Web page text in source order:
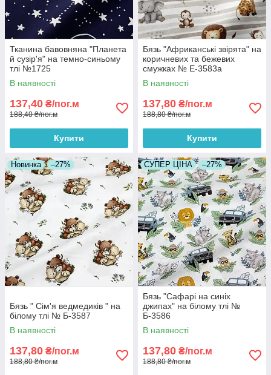
Тканина бавовняна "Планета
й сузір'я" на темно-синьому
тлі №1725
В наявності
137,40 ₴/пог.м
188,40 ₴/пог.м
Купити
Бязь "Африканські звірята" на
коричневих та бежевих
смужках № Е-3583а
В наявності
137,80 ₴/пог.м
188,80 ₴/пог.м
Купити
Новинка –27%
Бязь " Сім'я ведмедиків " на
білому тлі № Б-3587
В наявності
137,80 ₴/пог.м
188,80 ₴/пог.м
СУПЕР ЦІНА –27%
Бязь "Сафарі на синіх
джипах" на білому тлі №
Б-3586
В наявності
137,80 ₴/пог.м
188,80 ₴/пог.м